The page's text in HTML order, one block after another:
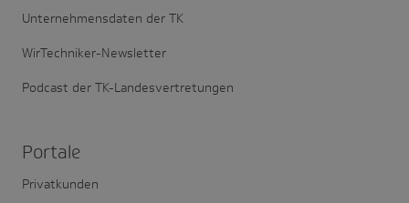
Unternehmensdaten der TK
WirTechniker-Newsletter
Podcast der TK-Landesvertretungen
Portale
Privatkunden